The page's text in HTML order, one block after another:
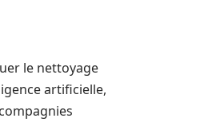
le nettoyage
artificielle,